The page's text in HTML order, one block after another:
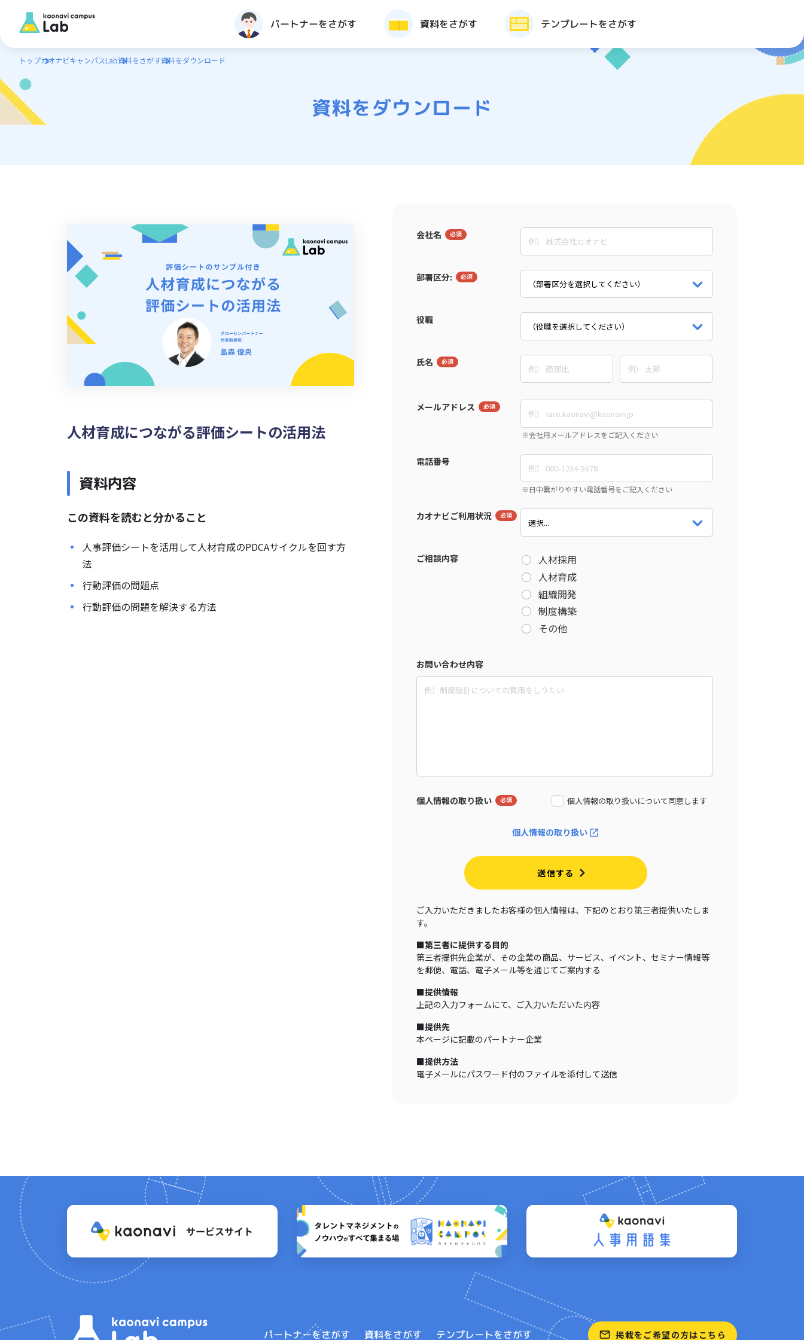
パートナーをさがす 資料をさがす テンプレートをさがす
トップカオナビキャンパスLab資料をさがす資料をダウンロード
資料をダウンロード
人材育成につながる評価シートの活用法
資料内容
この資料を読むと分かること
人事評価シートを活用して人材育成のPDCAサイクルを回す方
法
行動評価の問題点
行動評価の問題を解決する方法
会社名
部署区分:
役職
氏名
メールアドレス
電話番号
カオナビご利用状況
ご相談内容
人材採用
人材育成
組織開発
制度構築
その他
お問い合わせ内容
個人情報の取り扱い 個人情報の取り扱いについて同意します
個人情報の取り扱い
送信する
ご入力いただきましたお客様の個人情報は、下記のとおり第三者提供いたしま
す。
■第三者に提供する目的
第三者提供先企業が、その企業の商品、サービス、イベント、セミナー情報等
を郵便、電話、電子メール等を通じてご案内する
■提供情報
上記の入力フォームにて、ご入力いただいた内容
■提供先
本ページに記載のパートナー企業
■提供方法
電子メールにパスワード付のファイルを添付して送信
パートナーをさがす 資料をさがす テンプレートをさがす 掲載をご希望の方はこちら